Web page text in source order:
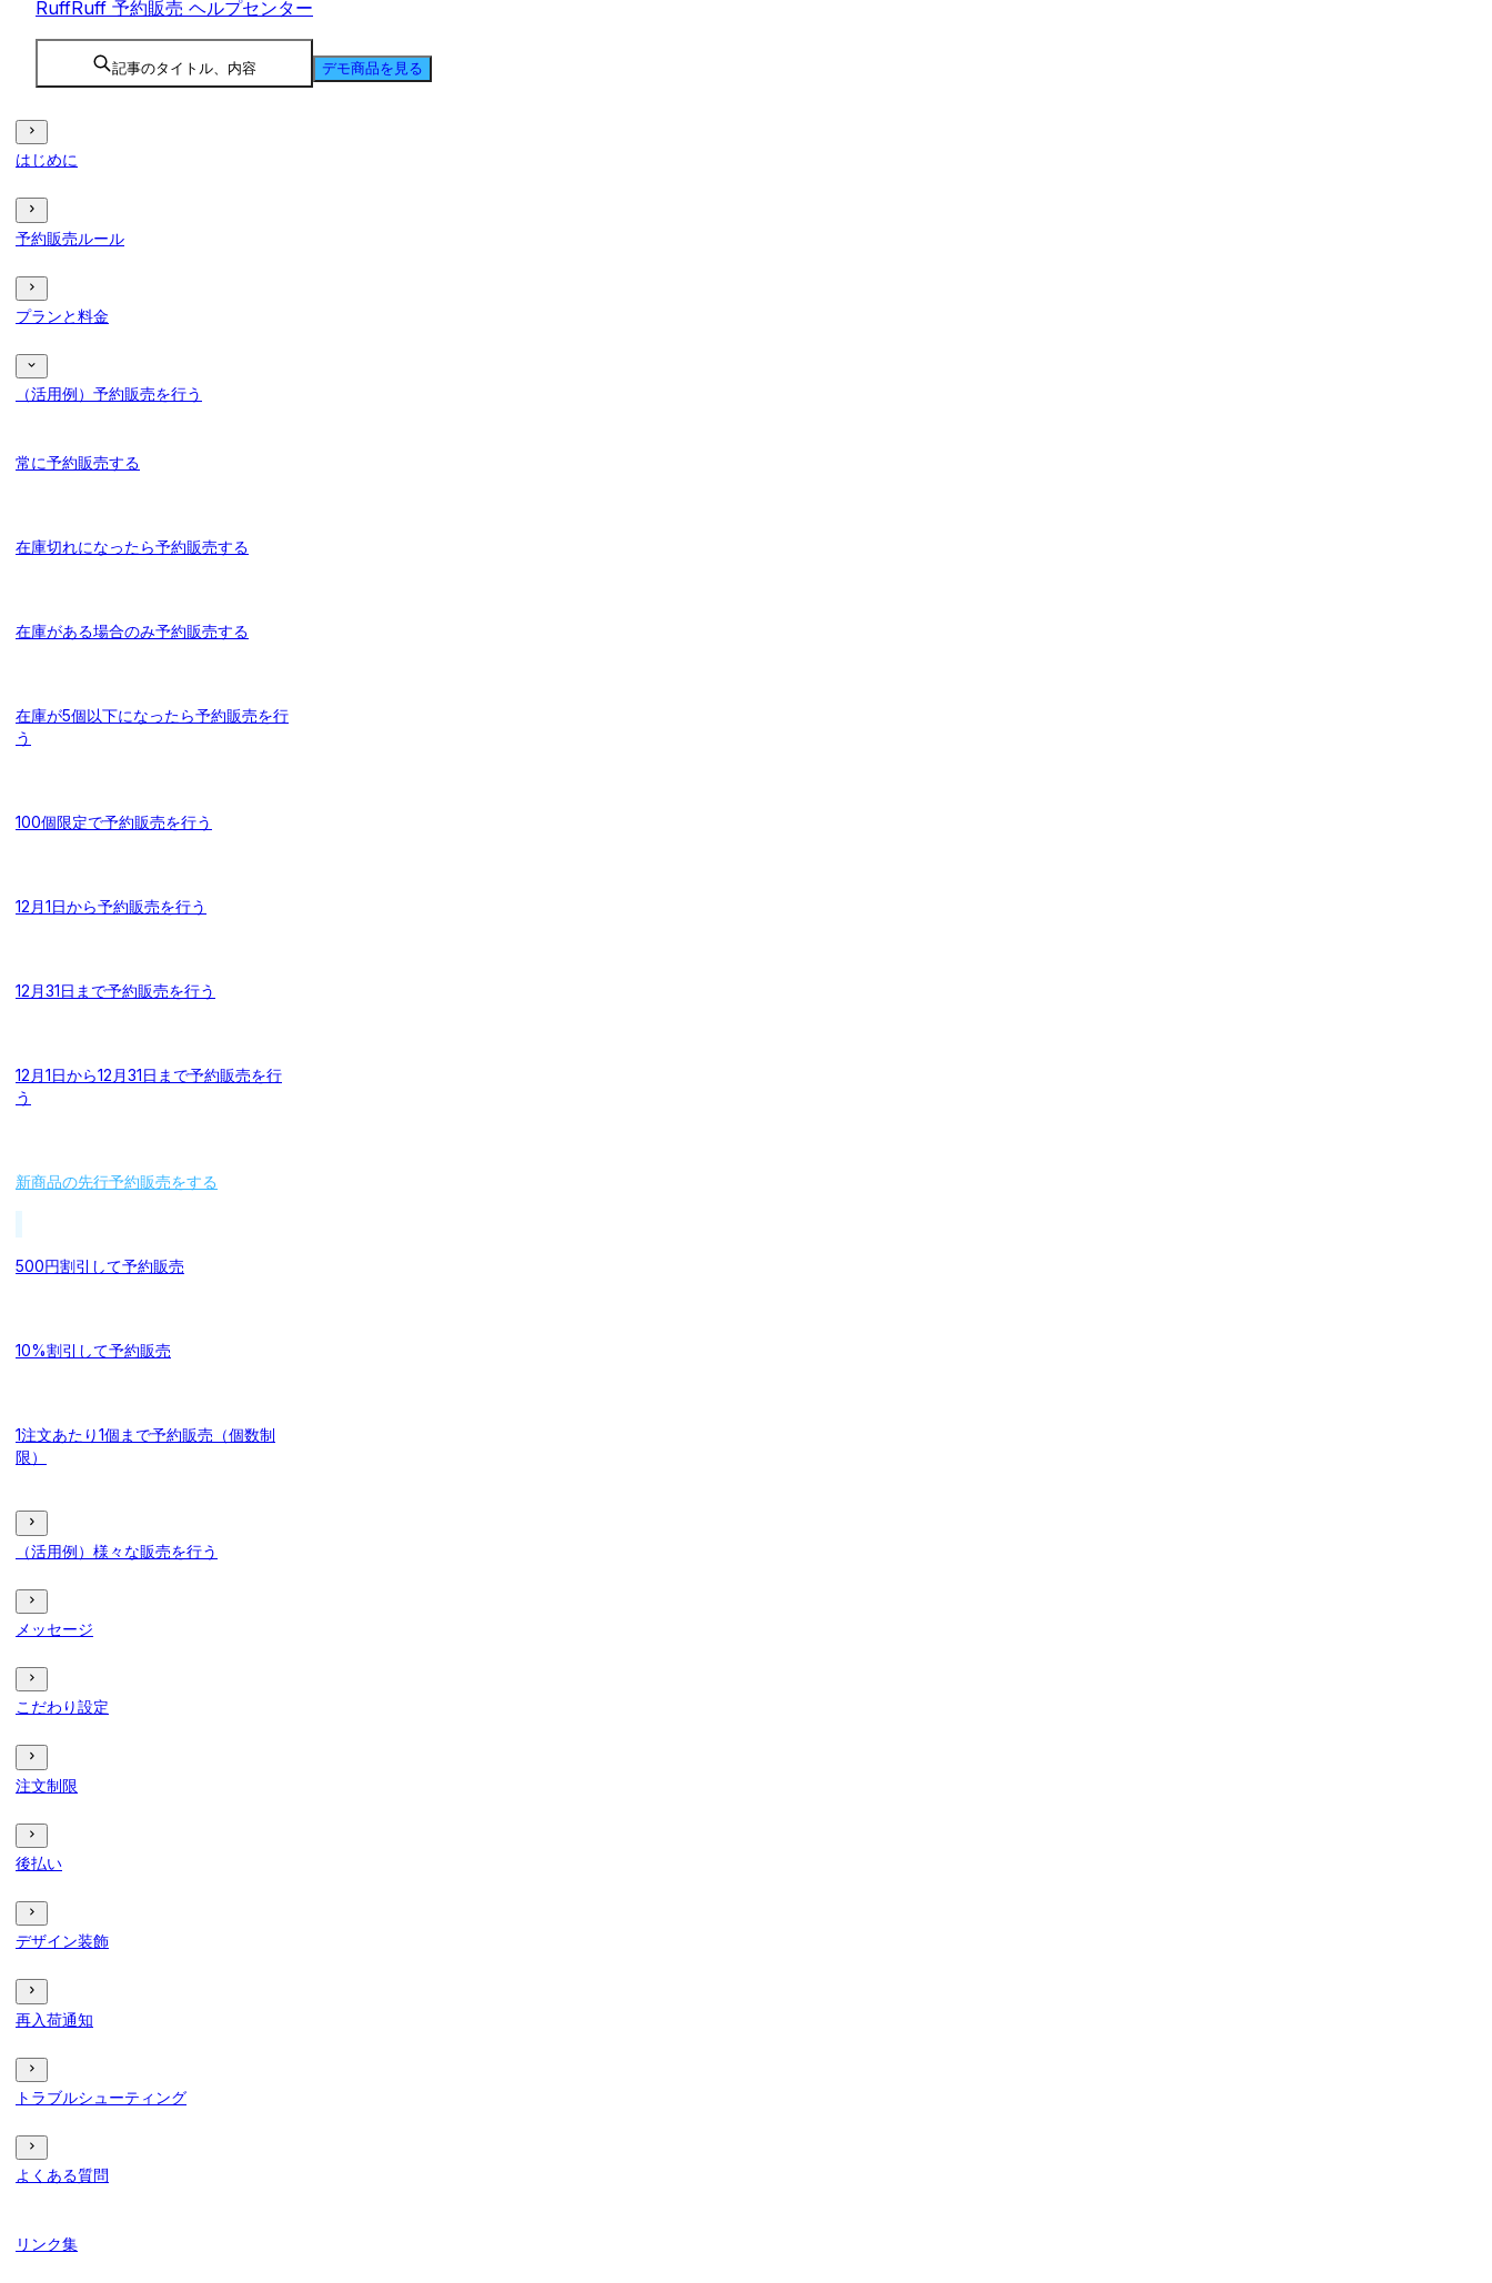
RuffRuff 予約販売 ヘルプセンター
記事のタイトル、内容 デモ商品を見る
はじめに
予約販売ルール
プランと料金
（活用例）予約販売を行う
常に予約販売する
在庫切れになったら予約販売する
在庫がある場合のみ予約販売する
在庫が5個以下になったら予約販売を行
う
100個限定で予約販売を行う
12月1日から予約販売を行う
12月31日まで予約販売を行う
12月1日から12月31日まで予約販売を行
う
新商品の先行予約販売をする
500円割引して予約販売
10%割引して予約販売
1注文あたり1個まで予約販売（個数制
限）
（活用例）様々な販売を行う
メッセージ
こだわり設定
注文制限
後払い
デザイン装飾
再入荷通知
トラブルシューティング
よくある質問
リンク集